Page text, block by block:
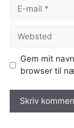
Websted
Gem mit
browser til